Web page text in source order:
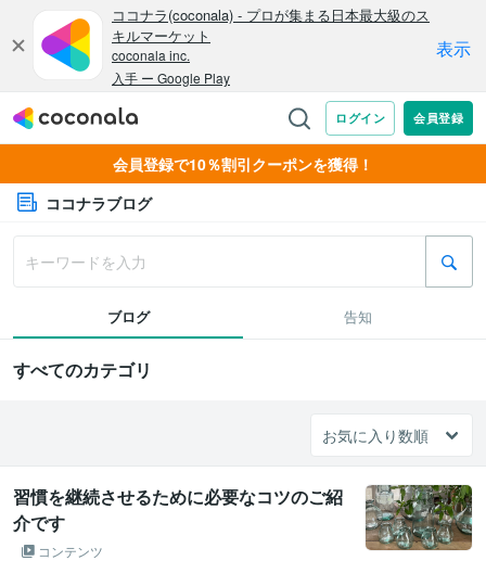
会員登録で10％割引クーポンを獲得！
ココナラブログ
ブログ 告知
すべてのカテゴリ
習慣を継続させるために必要なコツのご紹
介です
コンテンツ